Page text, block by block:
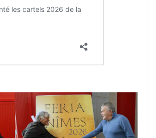
Istres : la feria des
ultimes émotions